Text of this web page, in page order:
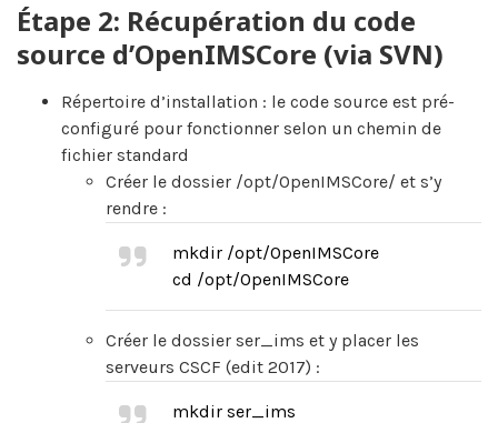
Étape 2: Récupération du code
source d’OpenIMSCore (via SVN)
Répertoire d’installation : le code source est pré-
configuré pour fonctionner selon un chemin de
fichier standard
Créer le dossier /opt/OpenIMSCore/ et s’y
rendre :
mkdir /opt/OpenIMSCore
cd /opt/OpenIMSCore
Créer le dossier ser_ims et y placer les
serveurs CSCF (edit 2017) :
mkdir ser_ims